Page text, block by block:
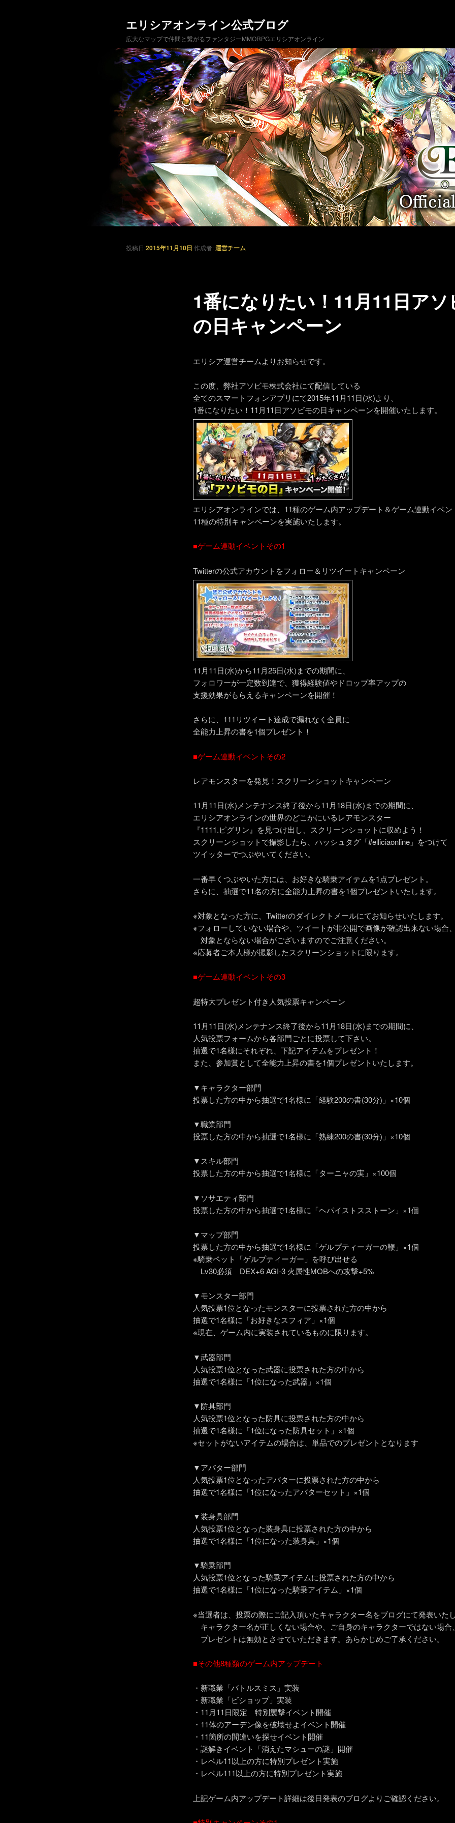
エリシアオンライン公式ブログ
広大なマップで仲間と繋がるファンタジーMMORPGエリシアオンライン
1番になりたい！11月11日アソ
の日キャンペーン
投稿日:2015年11月10日 作成者:運営チーム
エリシア運営チームよりお知らせです。
この度、弊社アソビモ株式会社にて配信している
全てのスマートフォンアプリにて2015年11月11日(水)より、
1番になりたい！11月11日アソビモの日キャンペーンを開催いたします。
エリシアオンラインでは、11種のゲーム内アップデート＆ゲーム連動イベン
11種の特別キャンペーンを実施いたします。
■ゲーム連動イベントその1
Twitterの公式アカウントをフォロー＆リツイートキャンペーン
11月11日(水)から11月25日(水)までの期間に、
フォロワーが一定数到達で、獲得経験値やドロップ率アップの
支援効果がもらえるキャンペーンを開催！
さらに、111リツイート達成で漏れなく全員に
全能力上昇の書を1個プレゼント！
■ゲーム連動イベントその2
レアモンスターを発見！スクリーンショットキャンペーン
11月11日(水)メンテナンス終了後から11月18日(水)までの期間に、
エリシアオンラインの世界のどこかにいるレアモンスター
『1111.ピグリン』を見つけ出し、スクリーンショットに収めよう！
スクリーンショットで撮影したら、ハッシュタグ「#elliciaonline」をつけて
ツイッターでつぶやいてください。
一番早くつぶやいた方には、お好きな騎乗アイテムを1点プレゼント。
さらに、抽選で11名の方に全能力上昇の書を1個プレゼントいたします。
※対象となった方に、Twitterのダイレクトメールにてお知らせいたします。
※フォローしていない場合や、ツイートが非公開で画像が確認出来ない場合
対象とならない場合がございますのでご注意ください。
※応募者ご本人様が撮影したスクリーンショットに限ります。
■ゲーム連動イベントその3
超特大プレゼント付き人気投票キャンペーン
11月11日(水)メンテナンス終了後から11月18日(水)までの期間に、
人気投票フォームから各部門ごとに投票して下さい。
抽選で1名様にそれぞれ、下記アイテムをプレゼント！
また、参加賞として全能力上昇の書を1個プレゼントいたします。
▼キャラクター部門
投票した方の中から抽選で1名様に「経験200の書(30分)」×10個
▼職業部門
投票した方の中から抽選で1名様に「熟練200の書(30分)」×10個
▼スキル部門
投票した方の中から抽選で1名様に「ターニャの実」×100個
▼ソサエティ部門
投票した方の中から抽選で1名様に「ヘパイストスストーン」×1個
▼マップ部門
投票した方の中から抽選で1名様に「ゲルプティーガーの鞭」×1個
※騎乗ペット「ゲルプティーガー」を呼び出せる
Lv30必須 DEX+6 AGI-3 火属性MOBへの攻撃+5%
▼モンスター部門
人気投票1位となったモンスターに投票された方の中から
抽選で1名様に「お好きなスフィア」×1個
※現在、ゲーム内に実装されているものに限ります。
▼武器部門
人気投票1位となった武器に投票された方の中から
抽選で1名様に「1位になった武器」×1個
▼防具部門
人気投票1位となった防具に投票された方の中から
抽選で1名様に「1位になった防具セット」×1個
※セットがないアイテムの場合は、単品でのプレゼントとなります
▼アバター部門
人気投票1位となったアバターに投票された方の中から
抽選で1名様に「1位になったアバターセット」×1個
▼装身具部門
人気投票1位となった装身具に投票された方の中から
抽選で1名様に「1位になった装身具」×1個
▼騎乗部門
人気投票1位となった騎乗アイテムに投票された方の中から
抽選で1名様に「1位になった騎乗アイテム」×1個
※当選者は、投票の際にご記入頂いたキャラクター名をブログにて発表いた
キャラクター名が正しくない場合や、ご自身のキャラクターではない場合
プレゼントは無効とさせていただきます。あらかじめご了承ください。
■その他8種類のゲーム内アップデート
・新職業「バトルスミス」実装
・新職業「ビショップ」実装
・11月11日限定 特別襲撃イベント開催
・11体のアーデン像を破壊せよイベント開催
・11箇所の間違いを探せイベント開催
・謎解きイベント「消えたマシューの謎」開催
・レベル11以上の方に特別プレゼント実施
・レベル111以上の方に特別プレゼント実施
上記ゲーム内アップデート詳細は後日発表のブログよりご確認ください。